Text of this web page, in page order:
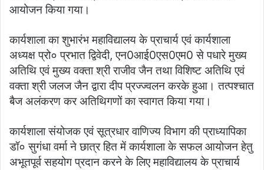
आयोजन किया गया।
कार्यशाला का शुभारंभ महाविद्यालय के प्राचार्य एवं कार्यशाला
अध्यक्ष प्रो० प्रभात द्विवेदी, एन0आई0एस0एम0 से पधारे मुख्य
अतिथि एवं मुख्य वक्ता श्री राजीव जैन तथा विशिष्ट अतिथि एवं
वक्ता श्री जलज जैन द्वारा दीप प्रज्ज्वलन करके हुआ। तत्पश्चात
बैज अलंकरण कर अतिथिगणों का स्वागत किया गया।
कार्यशाला संयोजक एवं सूत्रधार वाणिज्य विभाग की प्राध्यापिका
डॉ० सुगंधा वर्मा ने छात्र हित में कार्यशाला के सफल आयोजन हेतु
अभूतपूर्व सहयोग प्रदान करने के लिए महाविद्यालय के प्राचार्य